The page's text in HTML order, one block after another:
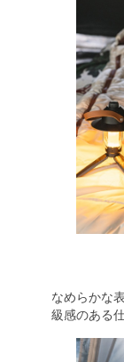
なめらかな
級感のある